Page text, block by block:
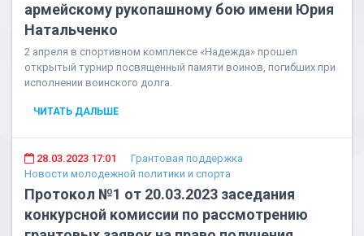
армейскому рукопашному бою имени Юрия
Натальченко
2 апреля в спортивном комплексе «Надежда» прошел
открытый турнир посвященный памяти воинов, погибших при
исполнении воинского долга.
ЧИТАТЬ ДАЛЬШЕ
28.03.2023 17:01
Грантовая поддержка
Новости молодежной политики и спорта
Протокол №1 от 20.03.2023 заседания
конкурсной комиссии по рассмотрению